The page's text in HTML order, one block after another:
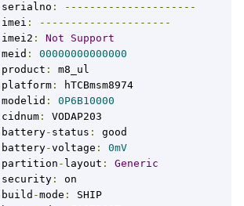
serialno :
---------------------
imei :
---------------------
imei2 : Not
Support
meid :
00000000000000
product :
platform :
modelid :
0P6B10000
cidnum :
battery- status :
battery-voltage :
0mV
partition - layout :
Generic
security :
build -mode :